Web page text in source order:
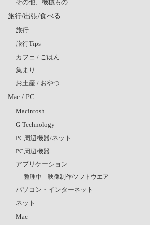
その他、機械もの
旅行/出張/食べる
旅行
旅行Tips
カフェ / ごはん
集まり
お土産 / おやつ
Mac / PC
Macintosh
G-Technology
PC周辺機器/ネット
PC周辺機器
アプリケーション
整理中 映像制作/ソフトウエア
パソコン・インターネット
ネット
Mac